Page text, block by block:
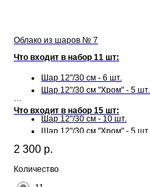
Облако из шаров № 7
Что входит в набор 11 шт:
Шар 12"/30 см - 6 шт.
Шар 12"/30 см "Хром" - 5 шт.
Что входит в набор 15 шт:
Шар 12"/30 см - 10 шт.
Шар 12"/30 см "Хром" - 5 шт.
2 300 р.
Количество